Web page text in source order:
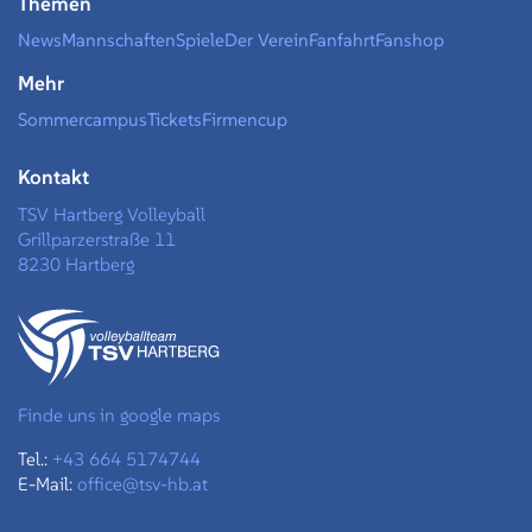
Finde uns in google maps
Tel.: +43 664 5174744
E-Mail: office@tsv-hb.at
NewsMannschaftenSpieleDer VereinFanfahrtFanshop
Mehr
SommercampusTicketsFirmencup
Kontakt
TSV Hartberg Volleyball
Grillparzerstraße 11
8230 Hartberg